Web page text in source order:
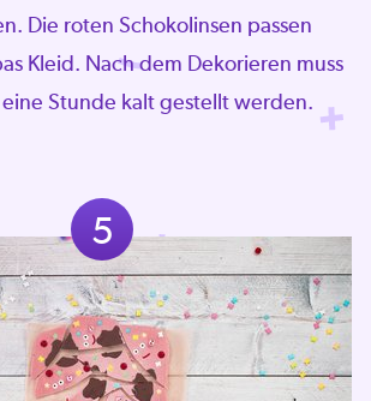
Die roten Schokolinsen passen
Kleid. Nach dem Dekorieren muss
Stunde kalt gestellt werden.
5